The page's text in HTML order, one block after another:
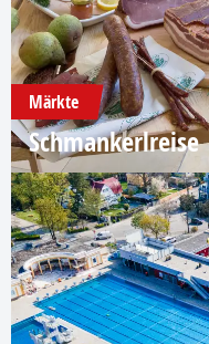
Märkte
Schmankerlreise